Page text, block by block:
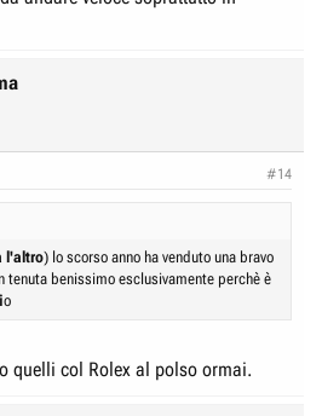
#14
l'altro) lo scorso anno ha venduto una bravo
benissimo esclusivamente perchè è
o
quelli col Rolex al polso ormai.